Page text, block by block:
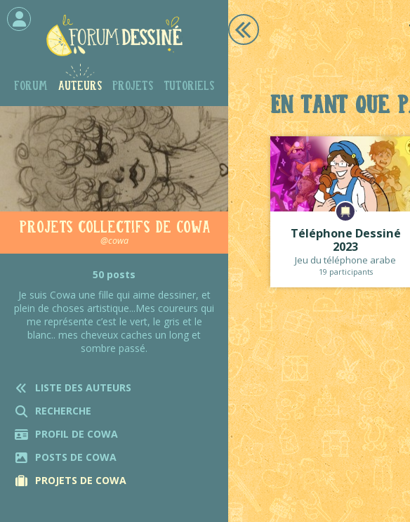
Forum Auteurs Projets Tutoriels
Projets collectifs de Cowa
@cowa
50 posts
Je suis Cowa une fille qui aime dessiner, et
plein de choses artistique...Mes coureurs qui
me représente c’est le vert, le gris et le
blanc.. mes cheveux caches un long et
sombre passé.
LISTE DES AUTEURS
RECHERCHE
PROFIL DE COWA
POSTS DE COWA
PROJETS DE COWA
En tant que
Téléphone Dessiné
2023
Jeu du téléphone arabe
19 participants